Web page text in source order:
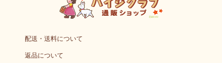
配送・送料について
返品について